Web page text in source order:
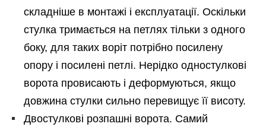
складніше в монтажі і експлуатації. Оскільки
стулка тримається на петлях тільки з одного
боку, для таких воріт потрібно посилену
опору і посилені петлі. Нерідко одностулкові
ворота провисають і деформуються, якщо
довжина стулки сильно перевищує її висоту.
Двостулкові розпашні ворота. Самий